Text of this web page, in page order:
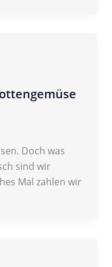
Doch was
sind wir
Mal zahlen wir